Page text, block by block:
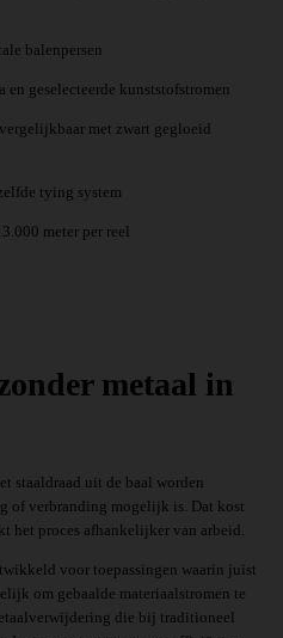
balenpersen
en geselecteerde kunststofstromen
met zwart gegloeid
tying system
meter per reel
metaal in
staaldraad uit de baal worden
of verbranding mogelijk is. Dat kost
het proces afhankelijker van arbeid.
voor toepassingen waarin juist
om gebaalde materiaalstromen te
die bij traditioneel